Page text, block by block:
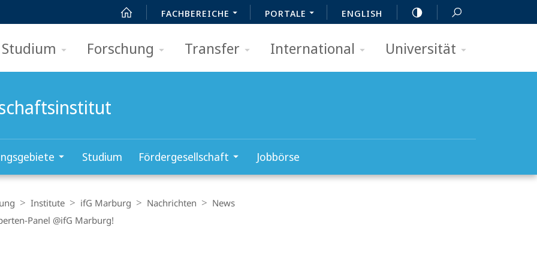
FACHBEREICHE PORTALE ENGLISH
Studium Forschung Transfer International Universität
Studium Fördergesellschaft Jobbörse
Institute ifG Marburg Nachrichten
News
Panel @ifG Marburg!